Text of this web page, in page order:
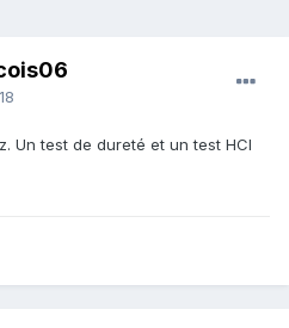
Un test de dureté et un test HCl